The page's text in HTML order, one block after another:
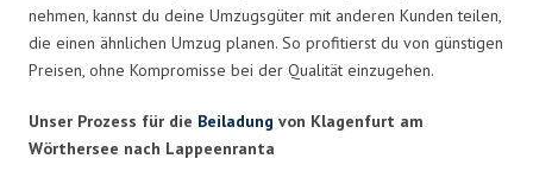
nehmen, kannst du deine Umzugsgüter mit anderen Kunden teilen,
die einen ähnlichen Umzug planen. So profitierst du von günstigen
Preisen, ohne Kompromisse bei der Qualität einzugehen.
Unser Prozess für die Beiladung von Klagenfurt am
Wörthersee nach Lappeenranta